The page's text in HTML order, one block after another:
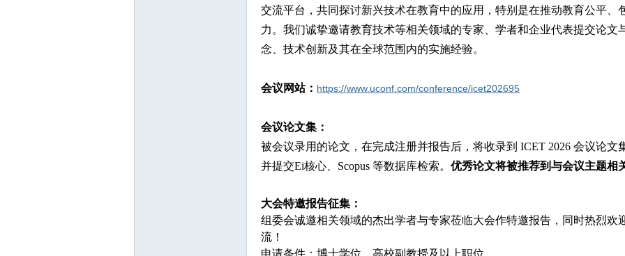
交流平台，共同探讨新兴技术在教育中的应用，特别是在推动教育公平、
力。我们诚挚邀请教育技术等相关领域的专家、学者和企业代表提交论文
念、技术创新及其在全球范围内的实施经验。
会议网站： https://www.uconf.com/conference/icet202695
会议论文集：
被会议录用的论文，在完成注册并报告后，将收录到 ICET 2026 会议论文
并提交Ei核心、Scopus 等数据库检索。 优秀论文将被推荐到与会议主题相
大会特邀报告征集：
组委会诚邀相关领域的杰出学者与专家莅临大会作特邀报告，同时热烈欢
流！
申请条件：博士学位，高校副教授及以上职位